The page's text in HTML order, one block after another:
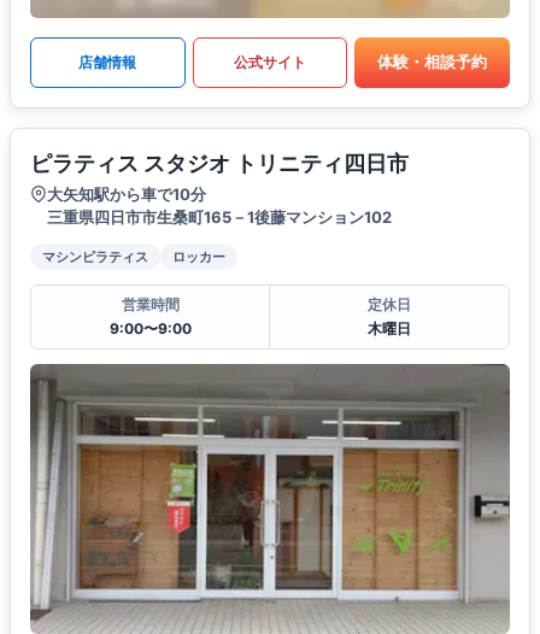
店舗情報 公式サイト 体験・相談予約
ピラティス スタジオ トリニティ四日市
大矢知駅から車で10分
三重県四日市市生桑町165－1後藤マンション102
マシンピラティス ロッカー
営業時間
9:00〜9:00
定休日
木曜日